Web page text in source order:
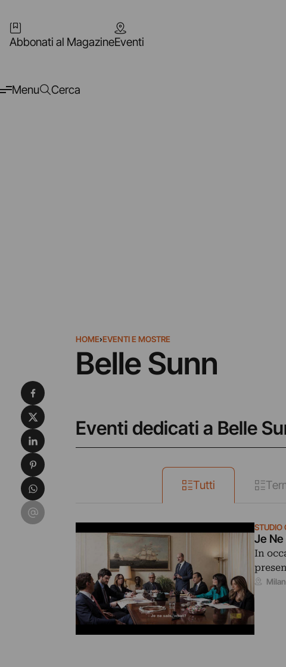
Abbonati al MagazineEventi
Menu Cerca
HOME›EVENTI E MOSTRE
Belle Sunn
Eventi dedicati a Belle
Tutti
STUDIO
Je
In
Condividi su Facebook
Condividi su X
Condividi su LinkedIn
Condividi su Pinterest
Condividi su WhatsApp
Condividi su Email